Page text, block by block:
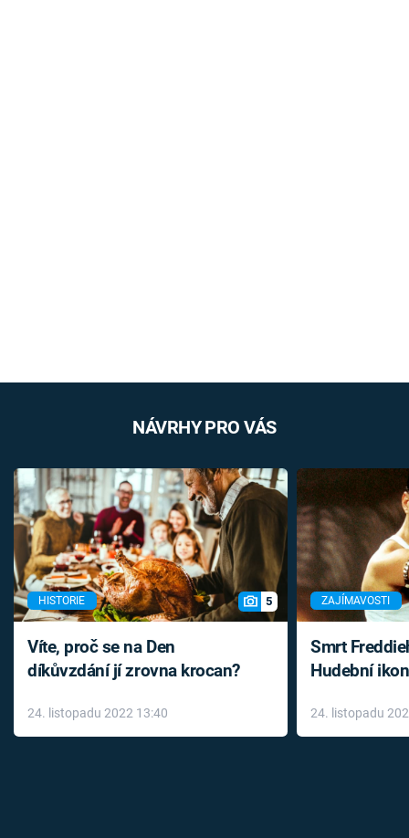
NÁVRHY PRO VÁS
HISTORIE 5
Víte, proč se na Den
díkůvzdání jí zrovna krocan?
24. listopadu 2022 13:40
ZAJÍMAVOSTI
Smrt
Hudební
léky
24. listopadu